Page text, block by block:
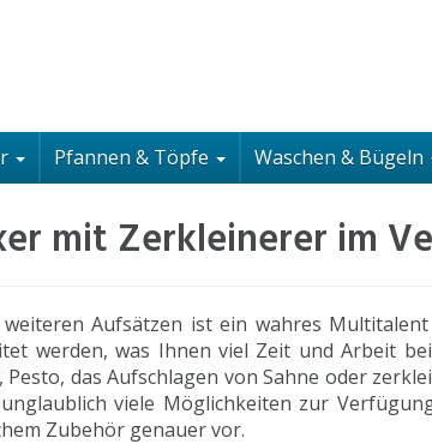
Pfannen & Töpfe Waschen & Bügeln
mit Zerkleinerer im
Aufsätzen ist ein wahres
werden, was Ihnen viel Zeit und Arbeit
das Aufschlagen von Sahne oder
viele Möglichkeiten zur
Zubehör genauer vor.